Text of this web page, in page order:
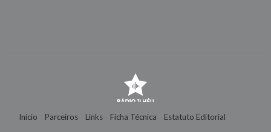
Início Parceiros Links Ficha Técnica Estatuto Editorial